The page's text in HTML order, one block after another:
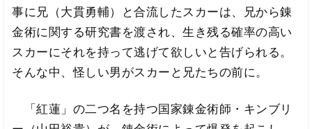
事に兄（大貫勇輔）と合流したスカーは、兄から錬
金術に関する研究書を渡され、生き残る確率の高い
スカーにそれを持って逃げて欲しいと告げられる。
そんな中、怪しい男がスカーと兄たちの前に。
「紅蓮」の二つ名を持つ国家錬金術師・キンブリ